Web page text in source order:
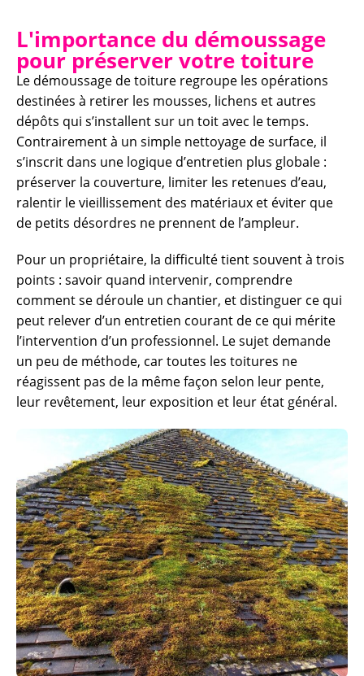
L'importance du démoussage
pour préserver votre toiture
Le démoussage de toiture regroupe les opérations
destinées à retirer les mousses, lichens et autres
dépôts qui s’installent sur un toit avec le temps.
Contrairement à un simple nettoyage de surface, il
s’inscrit dans une logique d’entretien plus globale :
préserver la couverture, limiter les retenues d’eau,
ralentir le vieillissement des matériaux et éviter que
de petits désordres ne prennent de l’ampleur.
Pour un propriétaire, la difficulté tient souvent à trois
points : savoir quand intervenir, comprendre
comment se déroule un chantier, et distinguer ce qui
peut relever d’un entretien courant de ce qui mérite
l’intervention d’un professionnel. Le sujet demande
un peu de méthode, car toutes les toitures ne
réagissent pas de la même façon selon leur pente,
leur revêtement, leur exposition et leur état général.